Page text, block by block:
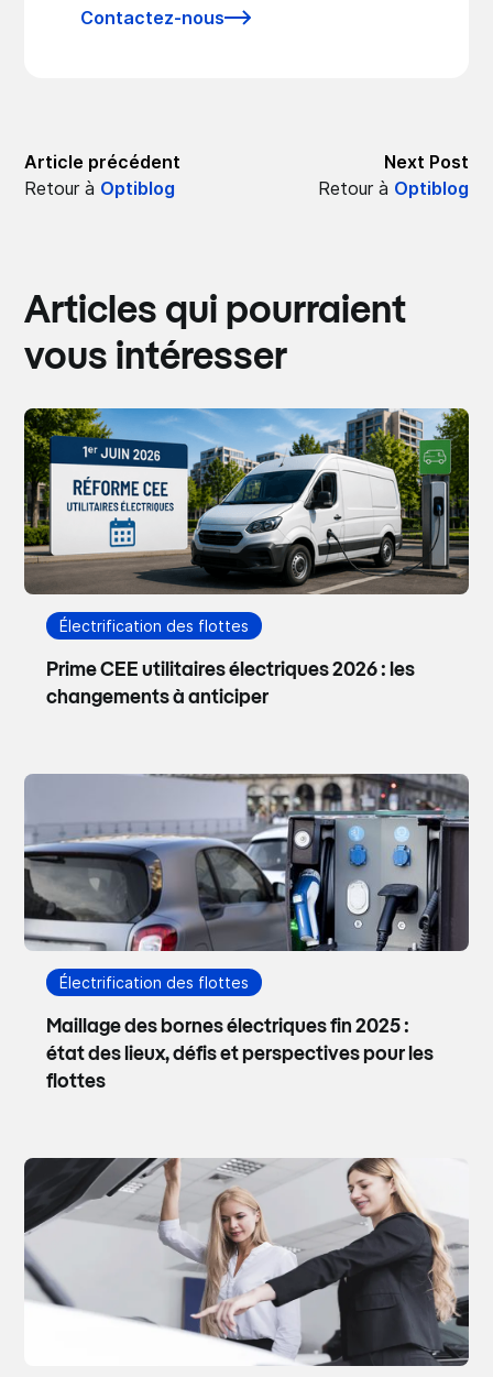
Contactez-nous
Article précédent
Next Post
Retour à Optiblog Retour à Optiblog
Articles qui pourraient
vous intéresser
Électrification des flottes
Prime CEE utilitaires électriques 2026 : les
changements à anticiper
Électrification des flottes
Maillage des bornes électriques fin 2025 :
état des lieux, défis et perspectives pour les
flottes